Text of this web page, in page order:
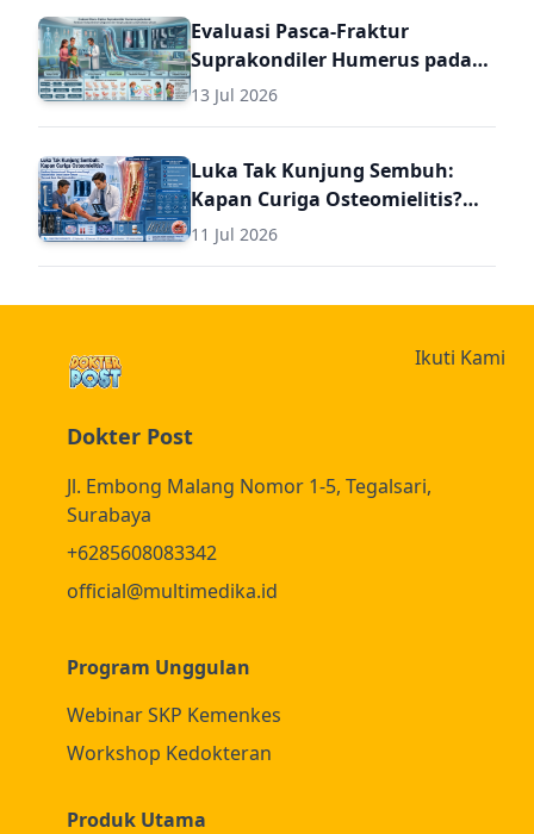
Evaluasi Pasca-Fraktur
Suprakondiler Humerus pada
Anak: Panduan Komprehensif
13 Jul 2026
Luka Tak Kunjung Sembuh:
Kapan Curiga Osteomielitis?
Panduan Komprehensif
Umum (Termasuk Dosis Obat
11 Jul 2026
Dokter Post
Jl. Embong Malang Nomor 1-5, Tegalsari,
Surabaya
+6285608083342
official@multimedika.id
Program Unggulan
Webinar SKP Kemenkes
Workshop Kedokteran
Produk Utama
Ikuti Kami